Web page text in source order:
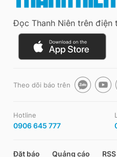
Đọc Thanh Niên trên điện
Theo dõi báo trên
Hotline
0906 645 777
Đặt báo Quảng cáo RSS